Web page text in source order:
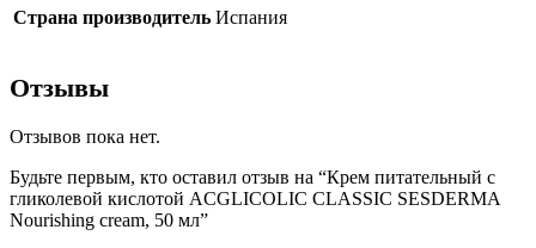
Страна производитель Испания
Отзывы
Отзывов пока нет.
Будьте первым, кто оставил отзыв на “Крем питательный с
гликолевой кислотой ACGLICOLIC CLASSIC SESDERMA
Nourishing cream, 50 мл”